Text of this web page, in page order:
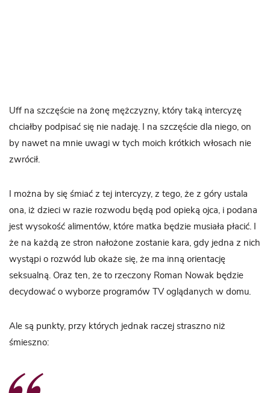
Uff na szczęście na żonę mężczyzny, który taką intercyzę
chciałby podpisać się nie nadaję. I na szczęście dla niego, on
by nawet na mnie uwagi w tych moich krótkich włosach nie
zwrócił.
I można by się śmiać z tej intercyzy, z tego, że z góry ustala
ona, iż dzieci w razie rozwodu będą pod opieką ojca, i podana
jest wysokość alimentów, które matka będzie musiała płacić. I
że na każdą ze stron nałożone zostanie kara, gdy jedna z nich
wystąpi o rozwód lub okaże się, że ma inną orientację
seksualną. Oraz ten, że to rzeczony Roman Nowak będzie
decydować o wyborze programów TV oglądanych w domu.
Ale są punkty, przy których jednak raczej straszno niż
śmieszno: